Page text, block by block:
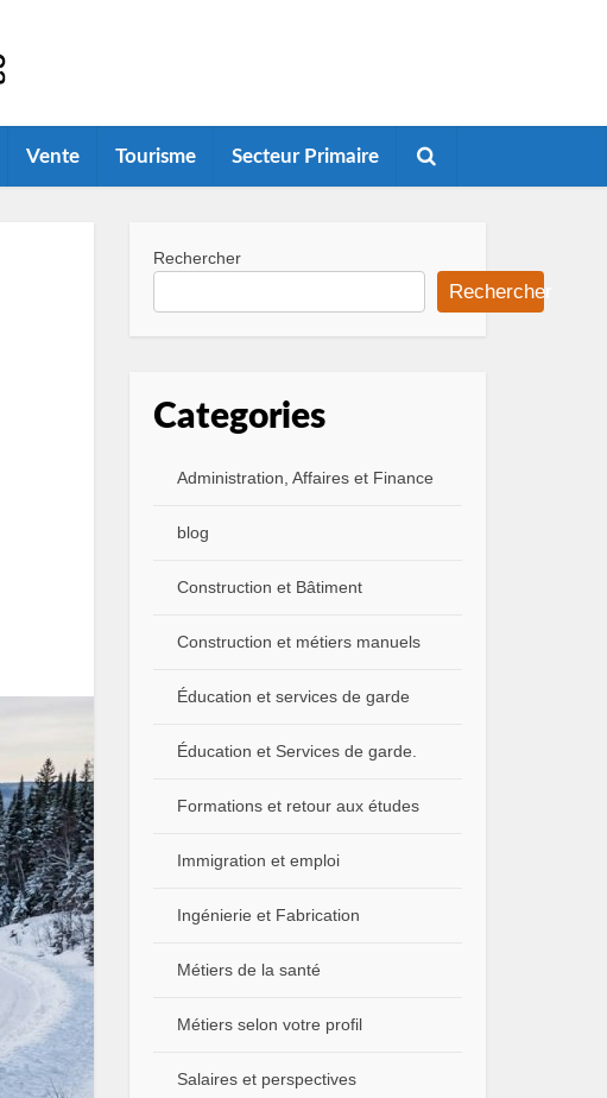
Vente Tourisme Secteur Primaire
Rechercher
Rechercher
Categories
Administration, Affaires et Finance
blog
Construction et Bâtiment
Construction et métiers manuels
Éducation et services de garde
Éducation et Services de garde.
Formations et retour aux études
Immigration et emploi
Ingénierie et Fabrication
Métiers de la santé
Métiers selon votre profil
Salaires et perspectives